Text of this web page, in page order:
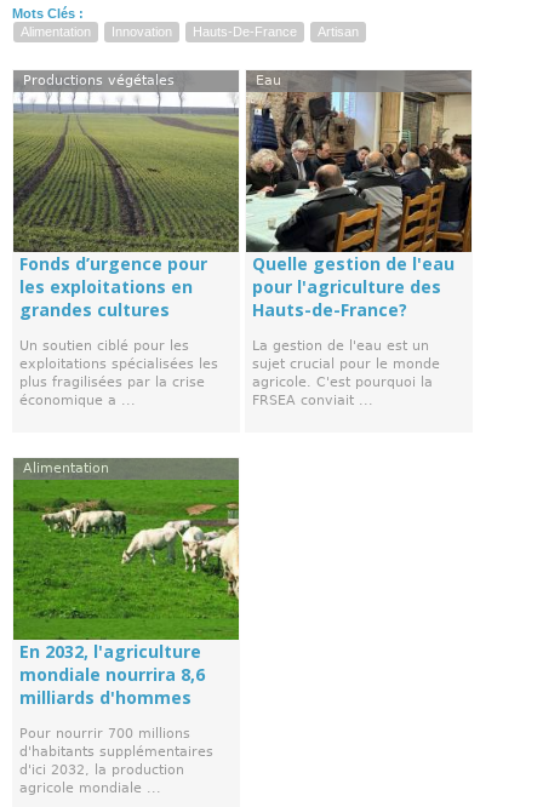
Mots Clés :
Alimentation
Innovation Hauts-De-France Artisan
Productions végétales
Fonds d’urgence pour
les exploitations en
grandes cultures
Un soutien ciblé pour les
exploitations spécialisées les
plus fragilisées par la crise
économique a ...
Eau
Quelle gestion de l'eau
pour l'agriculture des
Hauts-de-France?
La gestion de l'eau est un
sujet crucial pour le monde
agricole. C'est pourquoi la
FRSEA conviait ...
Alimentation
En 2032, l'agriculture
mondiale nourrira 8,6
milliards d'hommes
Pour nourrir 700 millions
d'habitants supplémentaires
d'ici 2032, la production
agricole mondiale ...